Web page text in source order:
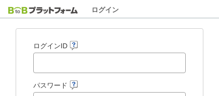
ログイン
ログインID
パスワード